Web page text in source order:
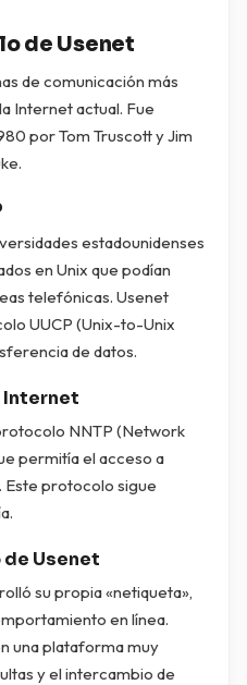
de Usenet
de comunicación más
Internet actual. Fue
por Tom Truscott y Jim
estadounidenses
en Unix que podían
telefónicas. Usenet
UUCP (Unix-to-Unix
de datos.
Internet
NNTP (Network
permitía el acceso a
Este protocolo sigue
Usenet
su propia «netiqueta»,
en línea.
una plataforma muy
y el intercambio de